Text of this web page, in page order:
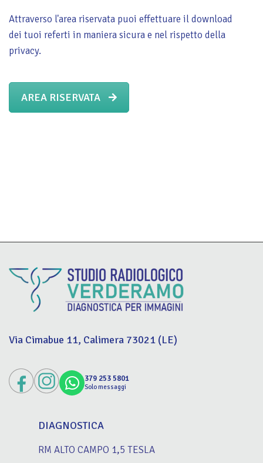
Attraverso l'area riservata puoi effettuare il download
dei tuoi referti in maniera sicura e nel rispetto della
privacy.
AREA RISERVATA
Via Cimabue 11, Calimera 73021 (LE)
379 253 5801
Solo messaggi
DIAGNOSTICA
RM ALTO CAMPO 1,5 TESLA